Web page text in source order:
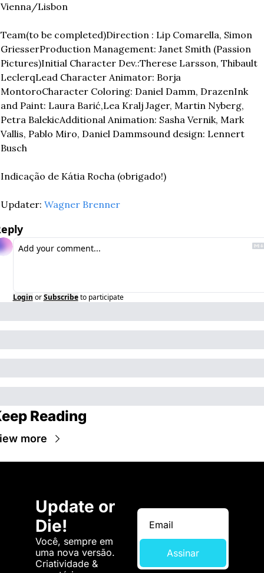
Vienna/Lisbon
Team(to be completed)Direction : Lip Comarella, Simon
GriesserProduction Management: Janet Smith (Passion
Pictures)Initial Character Dev.:Therese Larsson, Thibault
LeclerqLead Character Animator: Borja
MontoroCharacter Coloring: Daniel Damm, DrazenInk
and Paint: Laura Barić,Lea Kralj Jager, Martin Nyberg,
Petra BalekicAdditional Animation: Sasha Vernik, Mark
Vallis, Pablo Miro, Daniel Dammsound design: Lennert
Busch
Indicação de Kátia Rocha (obrigado!)
Updater: Wagner Brenner
Login or Subscribe to participate
Reading
more
Update or
Die!
Você, sempre em
uma nova versão.
Criatividade &
Assinar